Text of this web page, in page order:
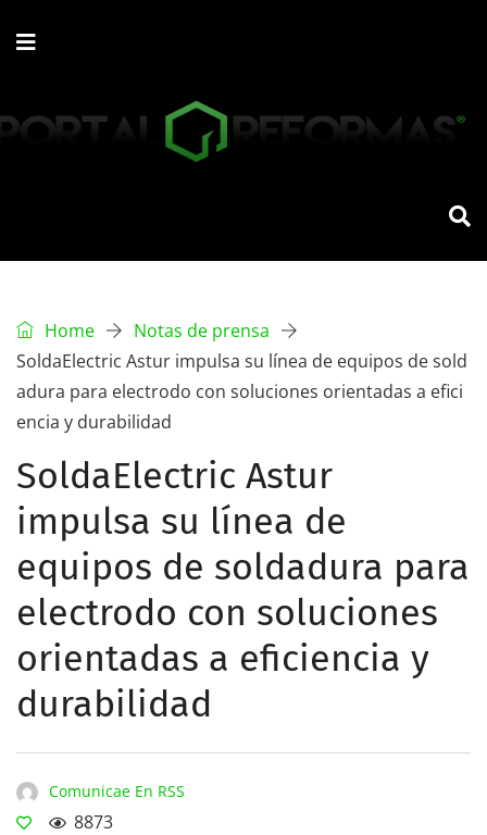
Home
Notas de prensa
SoldaElectric Astur impulsa su línea de equipos de sold
adura para electrodo con soluciones orientadas a efici
encia y durabilidad
SoldaElectric Astur
impulsa su línea de
equipos de soldadura para
electrodo con soluciones
orientadas a eficiencia y
durabilidad
Comunicae En RSS
8873